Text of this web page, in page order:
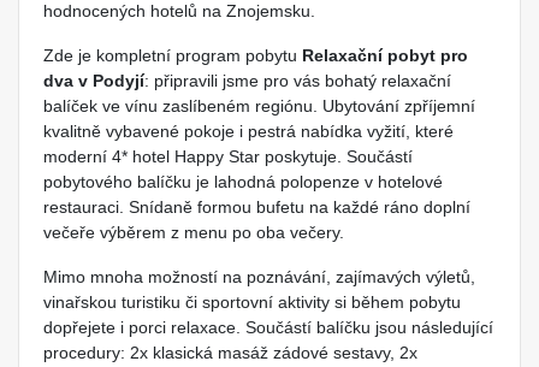
hodnocených hotelů na Znojemsku.
Zde je kompletní program pobytu Relaxační pobyt pro
dva v Podyjí: připravili jsme pro vás bohatý relaxační
balíček ve vínu zaslíbeném regiónu. Ubytování zpříjemní
kvalitně vybavené pokoje i pestrá nabídka vyžití, které
moderní 4* hotel Happy Star poskytuje. Součástí
pobytového balíčku je lahodná polopenze v hotelové
restauraci. Snídaně formou bufetu na každé ráno doplní
večeře výběrem z menu po oba večery.
Mimo mnoha možností na poznávání, zajímavých výletů,
vinařskou turistiku či sportovní aktivity si během pobytu
dopřejete i porci relaxace. Součástí balíčku jsou následující
procedury: 2x klasická masáž zádové sestavy, 2x